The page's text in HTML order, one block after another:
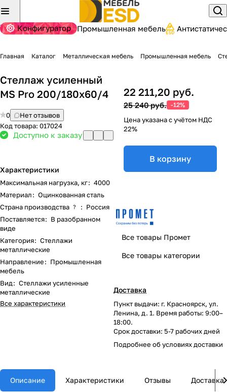
Конфигуратор Промышленная мебель
Главная Каталог Металлическая мебель Промышленная мебель
Стеллаж усиленный
MS Pro 200/180x60/4
0
Нет отзывов
Код товара: 017024
Доступно к заказу
Характеристики
Максимальная нагрузка, кг: 4000
Материал: Оцинкованная сталь
Страна производства ? : Россия
Поставляется: В разобранном
виде
Категория: Стеллажи
металлические
Направление: Промышленная
мебель
Вид: Стеллажи усиленные
металлические
Все характеристики
22 211,20 руб.
25 240 руб. -12%
Цена указана с учётом НДС
22%
В корзину
Все товары Промет
Все товары категории
Доставка
Пункт выдачи: г. Красноярск, ул.
Ленина, д. 1. Время работы: 9:00–
18:00.
Срок доставки: 5-7 рабочих дней
Подробнее обусловиях доставки
Описание Характеристики Отзывы Доставка